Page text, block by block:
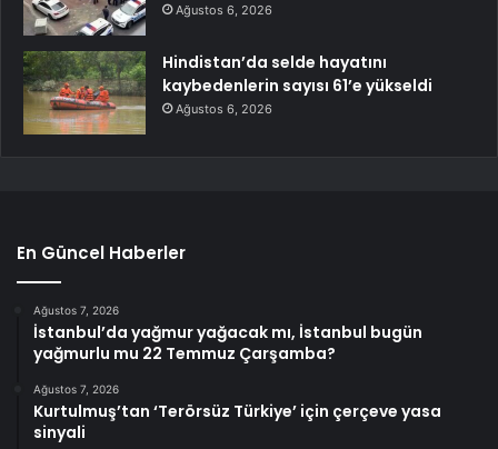
Ağustos 6, 2026
Hindistan’da selde hayatını
kaybedenlerin sayısı 61’e yükseldi
Ağustos 6, 2026
En Güncel Haberler
Ağustos 7, 2026
İstanbul’da yağmur yağacak mı, İstanbul bugün
yağmurlu mu 22 Temmuz Çarşamba?
Ağustos 7, 2026
Kurtulmuş’tan ‘Terörsüz Türkiye’ için çerçeve yasa
sinyali